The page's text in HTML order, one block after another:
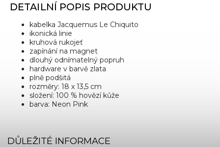
DETAILNÍ POPIS PRODUKTU
kabelka Jacquemus Le Chiquito
ikonická linie
kruhová rukojeť
zapínání na magnet
dlouhý odnímatelný popruh
hardware v barvě zlata
plně podšitá
rozměry: 18 x 13,5 cm
složení: 100 % hovězí kůže
barva: Neon Pink
DŮLEŽITÉ INFORMACE